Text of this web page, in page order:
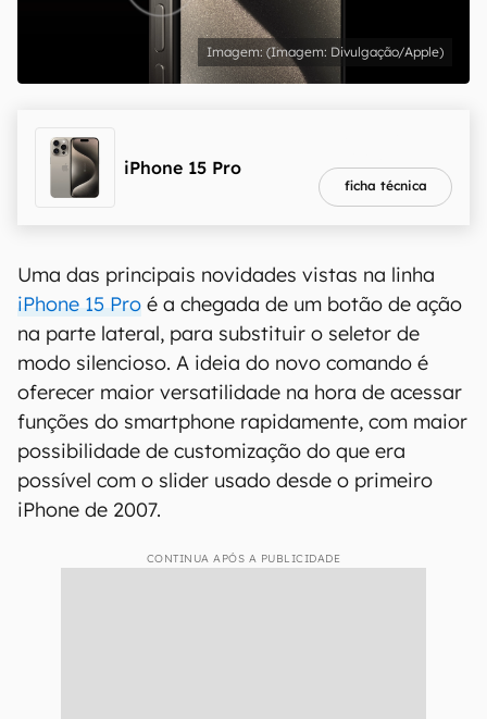
(Imagem: Divulgação/Apple)
iPhone 15 Pro
ficha técnica
Uma das principais novidades vistas na linha
iPhone 15 Pro é a chegada de um botão de ação
na parte lateral, para substituir o seletor de
modo silencioso. A ideia do novo comando é
oferecer maior versatilidade na hora de acessar
funções do smartphone rapidamente, com maior
possibilidade de customização do que era
possível com o slider usado desde o primeiro
iPhone de 2007.
CONTINUA APÓS A PUBLICIDADE